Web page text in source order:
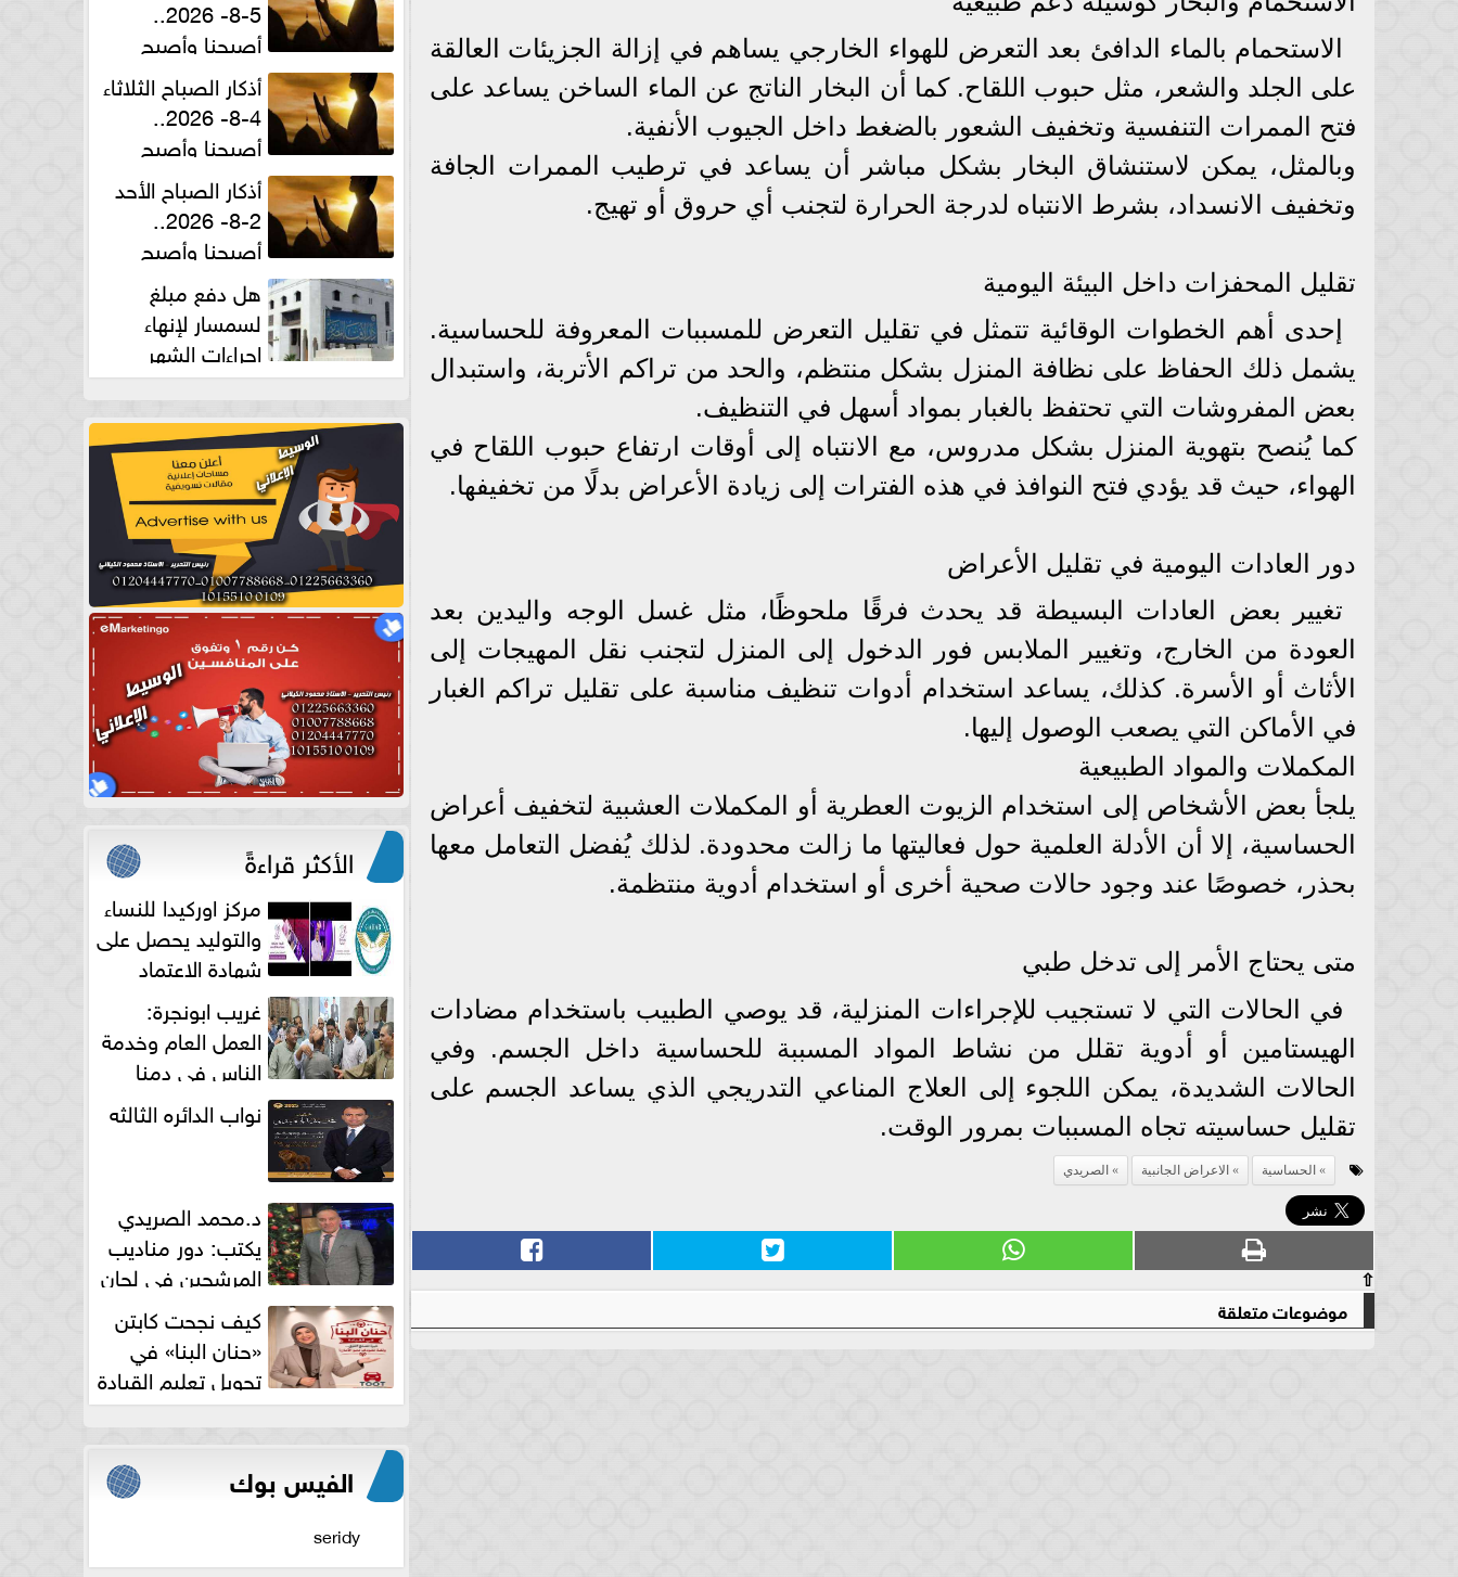
الاستحمام بالماء الدافئ بعد التعرض للهواء الخارجي يساهم في إزالة الجزيئات العالقة
على الجلد والشعر، مثل حبوب اللقاح. كما أن البخار الناتج عن الماء الساخن يساعد على
فتح الممرات التنفسية وتخفيف الشعور بالضغط داخل الجيوب الأنفية.
وبالمثل، يمكن لاستنشاق البخار بشكل مباشر أن يساعد في ترطيب الممرات الجافة
وتخفيف الانسداد، بشرط الانتباه لدرجة الحرارة لتجنب أي حروق أو تهيج.
تقليل المحفزات داخل البيئة اليومية
إحدى أهم الخطوات الوقائية تتمثل في تقليل التعرض للمسببات المعروفة للحساسية.
يشمل ذلك الحفاظ على نظافة المنزل بشكل منتظم، والحد من تراكم الأتربة، واستبدال
بعض المفروشات التي تحتفظ بالغبار بمواد أسهل في التنظيف.
كما يُنصح بتهوية المنزل بشكل مدروس، مع الانتباه إلى أوقات ارتفاع حبوب اللقاح في
الهواء، حيث قد يؤدي فتح النوافذ في هذه الفترات إلى زيادة الأعراض بدلًا من تخفيفها.
دور العادات اليومية في تقليل الأعراض
تغيير بعض العادات البسيطة قد يحدث فرقًا ملحوظًا، مثل غسل الوجه واليدين بعد
العودة من الخارج، وتغيير الملابس فور الدخول إلى المنزل لتجنب نقل المهيجات إلى
الأثاث أو الأسرة. كذلك، يساعد استخدام أدوات تنظيف مناسبة على تقليل تراكم الغبار
في الأماكن التي يصعب الوصول إليها.
المكملات والمواد الطبيعية
يلجأ بعض الأشخاص إلى استخدام الزيوت العطرية أو المكملات العشبية لتخفيف أعراض
الحساسية، إلا أن الأدلة العلمية حول فعاليتها ما زالت محدودة. لذلك يُفضل التعامل معها
بحذر، خصوصًا عند وجود حالات صحية أخرى أو استخدام أدوية منتظمة.
متى يحتاج الأمر إلى تدخل طبي
في الحالات التي لا تستجيب للإجراءات المنزلية، قد يوصي الطبيب باستخدام مضادات
الهيستامين أو أدوية تقلل من نشاط المواد المسببة للحساسية داخل الجسم. وفي
الحالات الشديدة، يمكن اللجوء إلى العلاج المناعي التدريجي الذي يساعد الجسم على
تقليل حساسيته تجاه المسببات بمرور الوقت.
الحساسية الاعراض الجانبية الصريدي
⇧
موضوعات متعلقة
5-8- 2026..
أصبحنا وأصبح
الملك لله والحمد للهأذكار الصباح الثلاثاء
4-8- 2026..
أصبحنا وأصبح
الملك لله والحمد للهأذكار الصباح الأحد
2-8- 2026..
أصبحنا وأصبح
الملك لله والحمد للههل دفع مبلغ
لسمسار لإنهاء
إجراءات الشهر
العقارى حلال؟.. أمين الفتوى يجيب
الأكثر قراءةً
مركز اوركيدا للنساء
والتوليد يحصل على
شهادة الاعتماد
الكامل
غريب ابونجرة:
العمل العام وخدمة
الناس فى دمنا
نواب الدائره الثالثه
د.محمد الصريدي
يكتب: دور مناديب
المرشحين في لجان
الانتخابات
كيف نجحت كابتن
«حنان البنا» في
تحويل تعليم القيادة
النسائية من خوف...
الفيس بوك
seridy